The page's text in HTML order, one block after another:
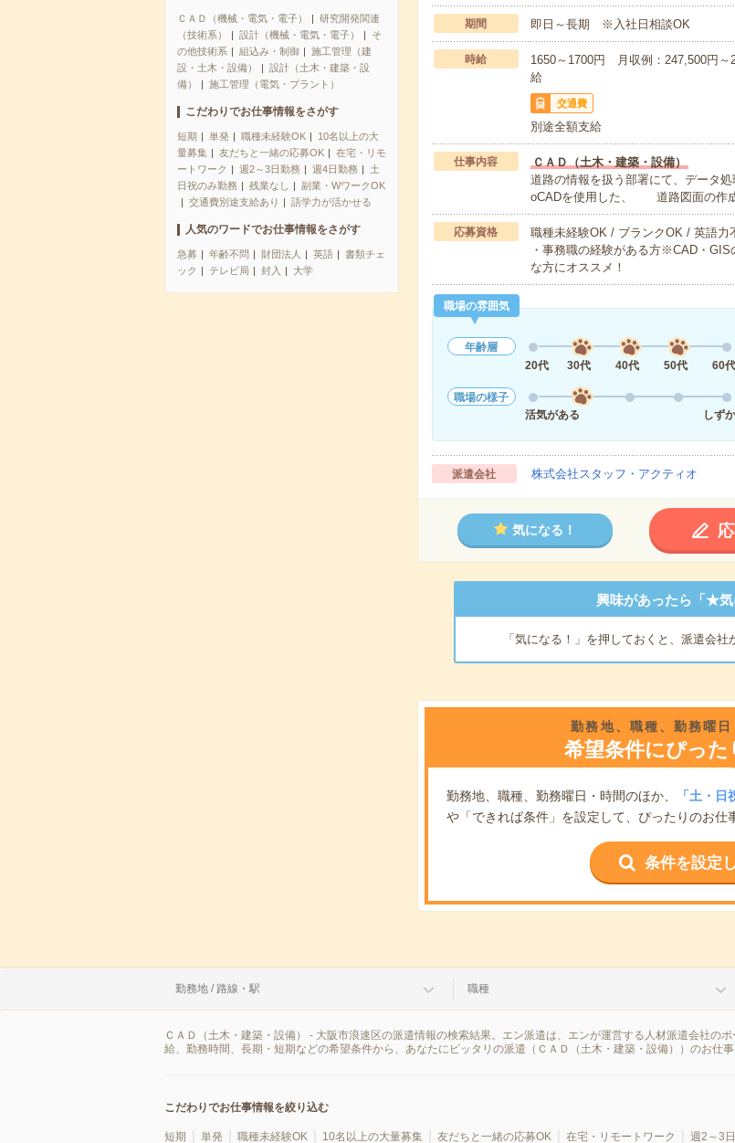
ＣＡＤ（機械・電気・電子）
研究開発関連
（技術系）
設計（機械・電気・電子）
そ
の他技術系
組込み・制御
施工管理（建
設・土木・設備）
設計（土木・建築・設
備）
施工管理（電気・プラント）
こだわりでお仕事情報をさがす
短期 単発 職種未経験OK
10名以上の大
量募集
友だちと一緒の応募OK
在宅・リモ
ートワーク
週2～3日勤務 週4日勤務
土
日祝のみ勤務
残業なし
副業・WワークOK
交通費別途支給あり
語学力が活かせる
人気のワードでお仕事情報をさがす
急募 年齢不問 財団法人 英語
書類チェ
ック
テレビ局 封入 大学
期間 即日～長期 ※入社日相談OK
時給
1650～1700円 月収例：247,500円
給
交通費
別途全額支給
仕事内容
ＣＡＤ（土木・建築・設備）
道路の情報を扱う部署にて、データ
oCADを使用した、 道路図面の作
応募資格
職種未経験OK / ブランクOK / 英語力
・事務職の経験がある方※CAD・
な方にオススメ！
職場の雰囲気
年齢層
20代
30代 40代 50代 60代
職場の様子
活気がある
しずか
派遣会社 株式会社スタッフ・アクティオ
気になる！
興味があったら「★気
「気になる！」を押しておくと、派遣会社
勤務地、職種、勤務曜
希望条件にぴっ
勤務地、職種、勤務曜日・時間のほか、 「土・日
や「できれば条件」を設定して、ぴったりのお仕
条件を設定
勤務地 / 路線・駅 職種
ＣＡＤ（土木・建築・設備） - 大阪市浪速区の派遣情報の検索結果。エン派遣は、エンが運営する人材派遣会社の
給、勤務時間、長期・短期などの希望条件から、あなたにピッタリの派遣（ＣＡＤ（土木・建築・設備））のお仕事
こだわりでお仕事情報を絞り込む
短期 単発 職種未経験OK 10名以上の大量募集 友だちと一緒の応募OK 在宅・リモートワーク 週2～3